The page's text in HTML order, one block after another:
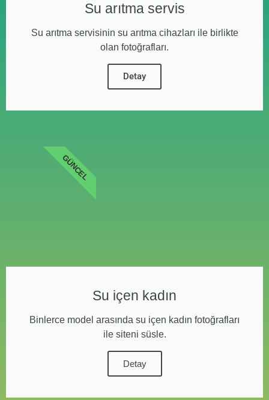
Su arıtma servis
Su arıtma servisinin su arıtma cihazları ile birlikte
olan fotoğrafları.
Detay
Su içen kadın
Binlerce model arasında su içen kadın fotoğrafları
ile siteni süsle.
Detay
GÜNCEL